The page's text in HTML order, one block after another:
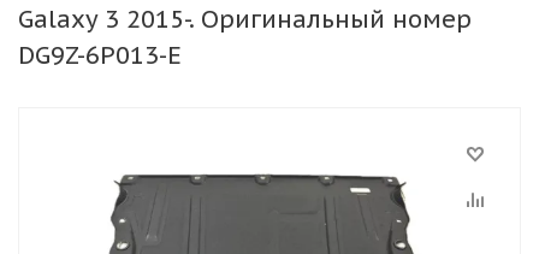
Galaxy 3 2015-. Оригинальный номер
DG9Z-6P013-E